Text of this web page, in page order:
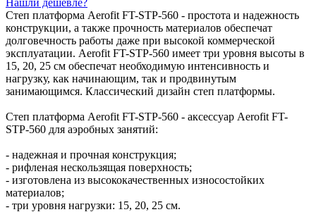
Степ платформа Aerofit FT-STP-560 - простота и надежность
конструкции, а также прочность материалов обеспечат
долговечность работы даже при высокой коммерческой
эксплуатации. Aerofit FT-STP-560 имеет три уровня высоты в
15, 20, 25 см обеспечат необходимую интенсивность и
нагрузку, как начинающим, так и продвинутым
занимающимся. Классический дизайн степ платформы.
Степ платформа Aerofit FT-STP-560 - аксессуар Aerofit FT-
STP-560 для аэробных занятий:
- надежная и прочная конструкция;
- рифленая нескользящая поверхность;
- изготовлена из высококачественных износостойких
материалов;
- три уровня нагрузки: 15, 20, 25 см.